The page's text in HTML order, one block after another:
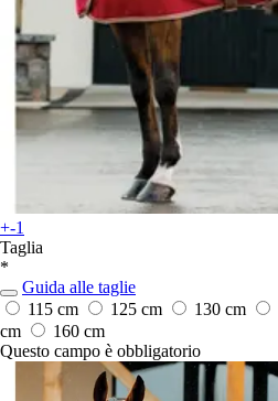
+-1
Taglia
*
Guida alle taglie
115 cm
125 cm 130 cm
cm
160 cm
Questo campo è obbligatorio